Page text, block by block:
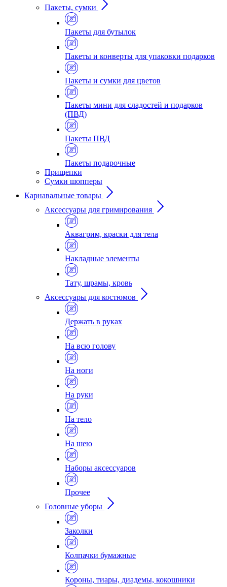
Пакеты, сумки
Пакеты для бутылок
Пакеты и конверты для упаковки подарков
Пакеты и сумки для цветов
Пакеты мини для сладостей и подарков
(ПВД)
Пакеты ПВД
Пакеты подарочные
Прищепки
Сумки шопперы
Карнавальные товары
Аксессуары для гримирования
Аквагрим, краски для тела
Накладные элементы
Тату, шрамы, кровь
Аксессуары для костюмов
Держать в руках
На всю голову
На ноги
На руки
На тело
На шею
Наборы аксессуаров
Прочее
Головные уборы
Заколки
Колпачки бумажные
Короны, тиары, диадемы, кокошники